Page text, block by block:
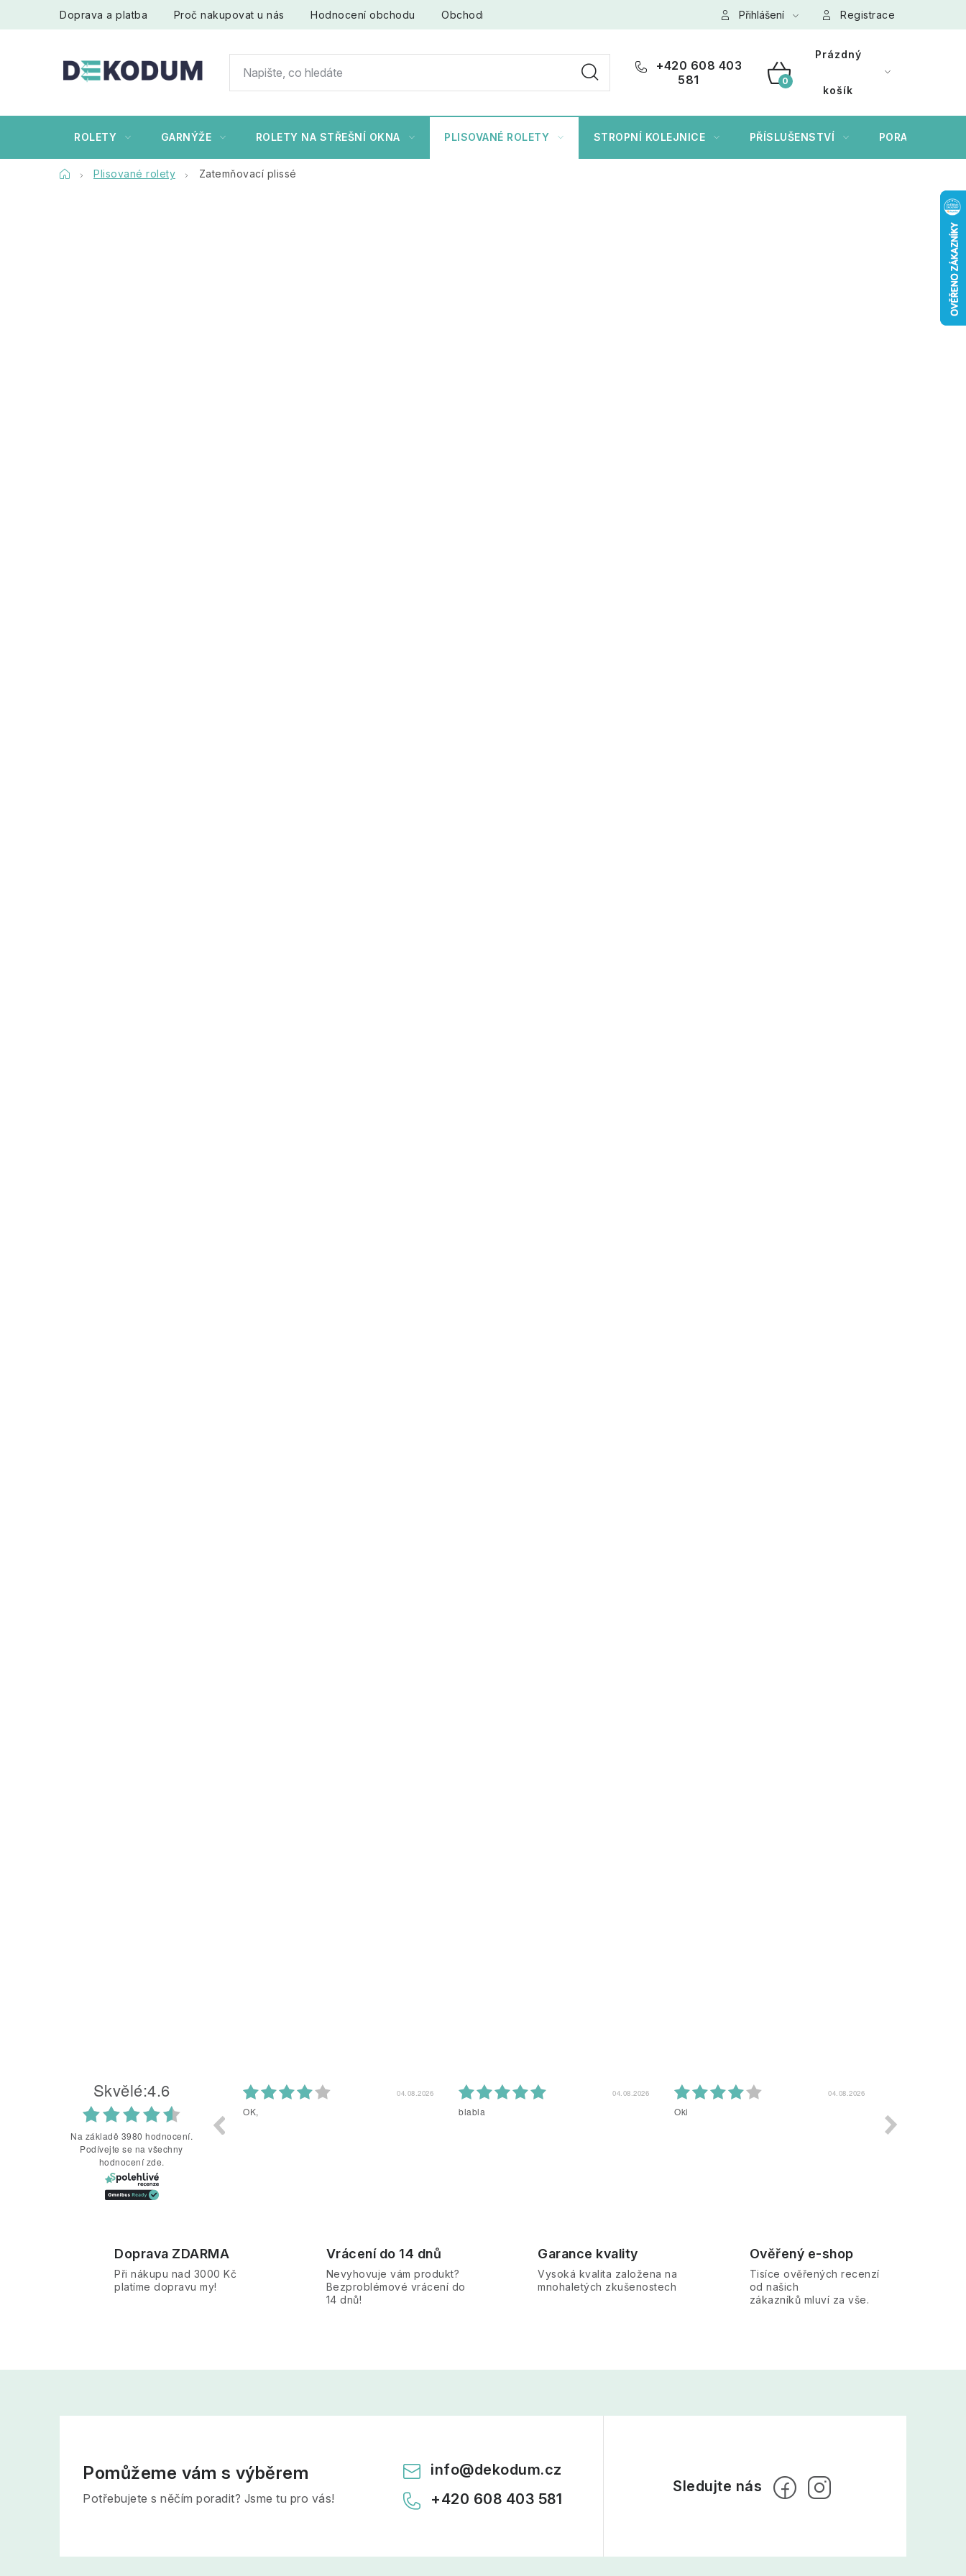
Doprava a platba Proč nakupovat u nás Hodnocení obchodu Obchodní podmínky Ochrana osobních údajů GDPR Cookies
Přihlášení Registrace
+420 608 403
581
NÁKUPNÍ
Prázdný
košík
ROLETY GARNÝŽE ROLETY NA STŘEŠNÍ OKNA PLISOVANÉ ROLETY STROPNÍ KOLEJNICE PŘÍSLUŠENSTVÍ PORADÍME VÁM
DomůPlisované rolety Zatemňovací plissé
Skvělé:4.6
Na základě 3980 hodnocení.
Podívejte se na všechny
hodnocení zde.
ještě musim vyzkošet
04.08.2026
OK,
04.08.2026
blabla
04.08.2026
Oki
Doprava ZDARMA
Při nákupu nad 3000 Kč
platíme dopravu my!
Vrácení do 14 dnů
Nevyhovuje vám produkt?
Bezproblémové vrácení do
14 dnů!
Garance kvality
Vysoká kvalita založena na
mnohaletých zkušenostech
Ověřený e-shop
Tisíce ověřených recenzí
od našich
zákazníků mluví za vše.
Pomůžeme vám s výběrem
Potřebujete s něčím poradit? Jsme tu pro vás!
info@dekodum.cz
+420 608 403 581